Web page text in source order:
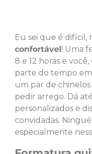
Eu sei que é difícil,
confortável! Uma
8 e 12 horas e
parte do tempo em
um par de
pedir arrego. Dá
personalizados e
convidadas.
especialmente